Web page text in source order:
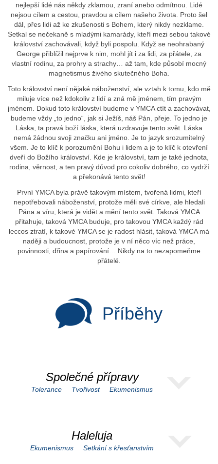
nejlepší lidé nás někdy zklamou, zraní anebo odmítnou. Lidé
nejsou cílem a cestou, pravdou a cílem našeho života. Proto šel
dál, přes lidi až ke zkušenosti s Bohem, který nikdy nezklame.
Setkal se nečekaně s mladými kamarády, kteří mezi sebou takové
království zachovávali, když byli pospolu. Když se neohrabaný
George přiblížil nejprve k nim, mohl jít i za lidi, za přátele, za
vlastní rodinu, za prohry a strachy… až tam, kde působí mocný
magnetismus živého skutečného Boha.
Toto království není nějaké náboženství, ale vztah k tomu, kdo mě
miluje více než kdokoliv z lidí a zná mě jménem, tím pravým
jménem. Dokud toto království budeme v YMCA ctít a zachovávat,
budeme vždy „to jedno“, jak si Ježíš, náš Pán, přeje. To jedno je
Láska, ta pravá boží láska, která uzdravuje tento svět. Láska
nemá žádnou svoji značku ani jméno. Je to jazyk srozumitelný
všem. Je to klíč k porozumění Bohu i lidem a je to klíč k otevření
dveří do Božího království. Kde je království, tam je také jednota,
rodina, věrnost, a ten pravý důvod pro cokoliv dobrého, co vydrží
a překonává tento svět!
První YMCA byla právě takovým místem, tvořená lidmi, kteří
nepotřebovali náboženství, protože měli své církve, ale hledali
Pána a víru, která je vidět a mění tento svět. Taková YMCA
přitahuje, taková YMCA buduje, pro takovou YMCA každý rád
leccos ztratí, k takové YMCA se je radost hlásit, taková YMCA má
naději a budoucnost, protože je v ní něco víc než práce,
povinnosti, dřina a papírování… Nikdy na to nezapomeňme
přátelé.
Příběhy
Společné přípravy
Tolerance Tvořivost Ekumenismus
Haleluja
Ekumenismus Setkání s křesťanstvím